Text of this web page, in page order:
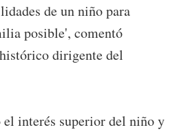
de un niño para
posible', comentó
dirigente del
interés superior del niño y